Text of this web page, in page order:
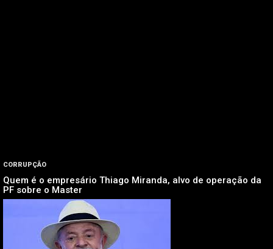
CORRUPÇÃO
Quem é o empresário Thiago Miranda, alvo de operação da
PF sobre o Master